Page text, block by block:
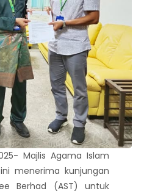
Majlis Agama Islam
menerima kunjungan
Berhad (AST) untuk